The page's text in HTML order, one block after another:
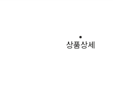
상품상세